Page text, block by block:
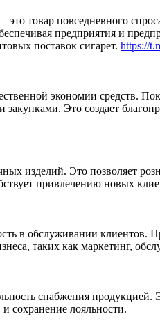
товар повседневного
предприятия и
поставок сигарет. https://
экономии средств.
Это создает
изделий. Это позволяет
привлечению новых
в обслуживании клиентов.
таких как маркетинг,
снабжения
сохранение лояльности.